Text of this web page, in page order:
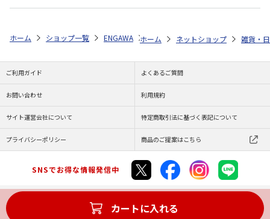
カートに入れる
ホーム ショップ一覧 ENGAWA 『xxxHOLiC』アクリルスタンド B
ホーム ネットショップ 雑貨・
ご利用ガイド よくあるご質問
お問い合わせ 利用規約
サイト運営会社について 特定商取引法に基づく表記について
プライバシーポリシー 商品のご提案はこちら
SNSでお得な情報発信中